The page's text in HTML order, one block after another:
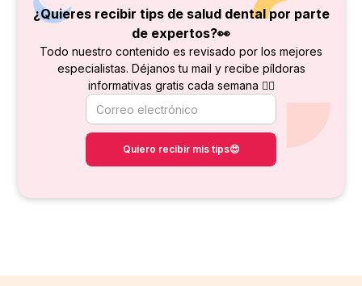
¿Quieres recibir tips de salud dental por parte
de expertos?👀
Todo nuestro contenido es revisado por los mejores
especialistas. Déjanos tu mail y recibe píldoras
informativas gratis cada semana 👇🏻